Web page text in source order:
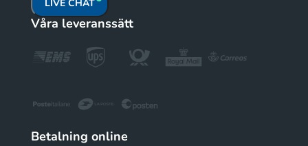
LIVE CHAT
Våra leveranssätt
Betalning online